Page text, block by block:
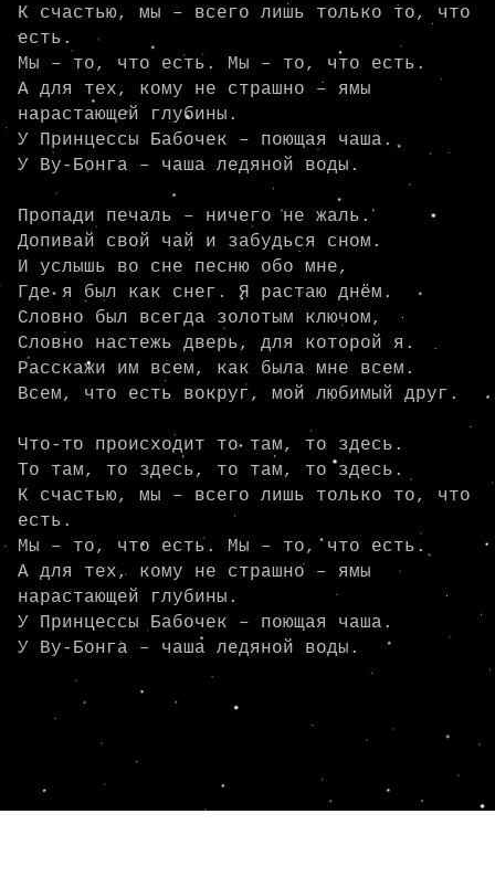
К счастью, мы – всего лишь только то, что
есть.
Мы – то, что есть. Мы – то, что есть.
А для тех, кому не страшно – ямы
нарастающей глубины.
У Принцессы Бабочек – поющая чаша.
У Ву-Бонга – чаша ледяной воды.
Пропади печаль – ничего не жаль.
Допивай свой чай и забудься сном.
И услышь во сне песню обо мне,
Где я был как снег. Я растаю днём.
Словно был всегда золотым ключом,
Словно настежь дверь, для которой я.
Расскажи им всем, как была мне всем.
Всем, что есть вокруг, мой любимый друг.
Что-то происходит то там, то здесь.
То там, то здесь, то там, то здесь.
К счастью, мы – всего лишь только то, что
есть.
Мы – то, что есть. Мы – то, что есть.
А для тех, кому не страшно – ямы
нарастающей глубины.
У Принцессы Бабочек – поющая чаша.
У Ву-Бонга – чаша ледяной воды.